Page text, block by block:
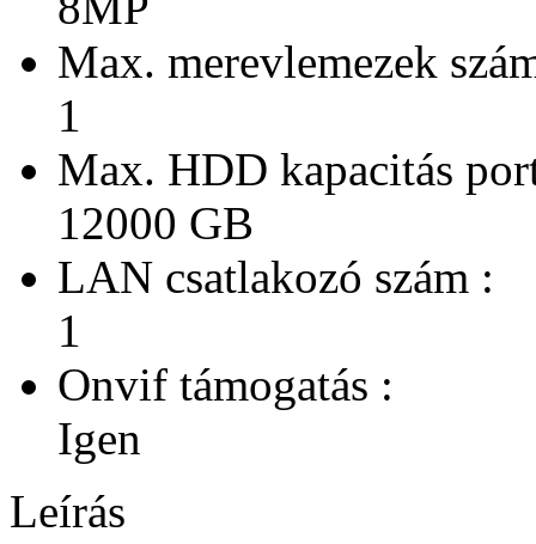
Max. merevlemezek
1
Max. HDD kapacitás
12000 GB
LAN csatlakozó szám :
1
Onvif támogatás :
Igen
Leírás